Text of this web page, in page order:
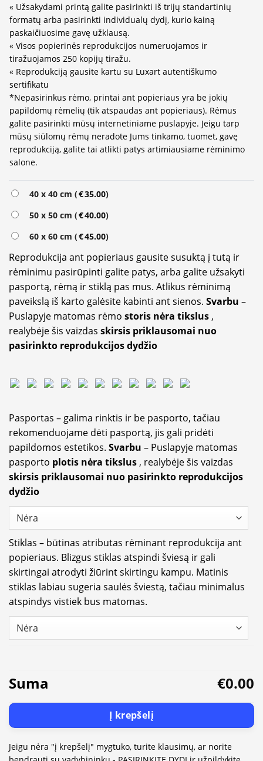
« Užsakydami printą galite pasirinkti iš trijų standartinių
formatų arba pasirinkti individualų dydį, kurio kainą
paskaičiuosime gavę užklausą.
« Visos popierinės reprodukcijos numeruojamos ir
tiražuojamos 250 kopijų tiražu.
« Reprodukciją gausite kartu su Luxart autentiškumo
sertifikatu
*Nepasirinkus rėmo, printai ant popieriaus yra be jokių
papildomų rėmelių (tik atspaudas ant popieriaus). Rėmus
galite pasirinkti mūsų internetiniame puslapyje. Jeigu tarp
mūsų siūlomų rėmų neradote Jums tinkamo, tuomet, gavę
reprodukciją, galite tai atlikti patys artimiausiame rėminimo
salone.
40 x 40 cm (€35.00)
50 x 50 cm (€40.00)
60 x 60 cm (€45.00)
Reprodukcija ant popieriaus gausite susuktą į tutą ir
rėminimu pasirūpinti galite patys, arba galite užsakyti
pasportą, rėmą ir stiklą pas mus. Atlikus rėminimą
paveikslą iš karto galėsite kabinti ant sienos. Svarbu –
Puslapyje matomas rėmo storis nėra tikslus ,
realybėje šis vaizdas skirsis priklausomai nuo
pasirinkto reprodukcijos dydžio
Pasportas – galima rinktis ir be pasporto, tačiau
rekomenduojame dėti pasportą, jis gali pridėti
papildomos estetikos. Svarbu – Puslapyje matomas
pasporto plotis nėra tikslus , realybėje šis vaizdas
skirsis priklausomai nuo pasirinkto reprodukcijos
dydžio
Stiklas – būtinas atributas rėminant reprodukcija ant
popieriaus. Blizgus stiklas atspindi šviesą ir gali
skirtingai atrodyti žiūrint skirtingu kampu. Matinis
stiklas labiau sugeria saulės šviestą, tačiau minimalus
atspindys vistiek bus matomas.
Suma €0.00
Į krepšelį
Alternative:
Jeigu nėra "į krepšelį" mygtuko, turite klausimų, ar norite